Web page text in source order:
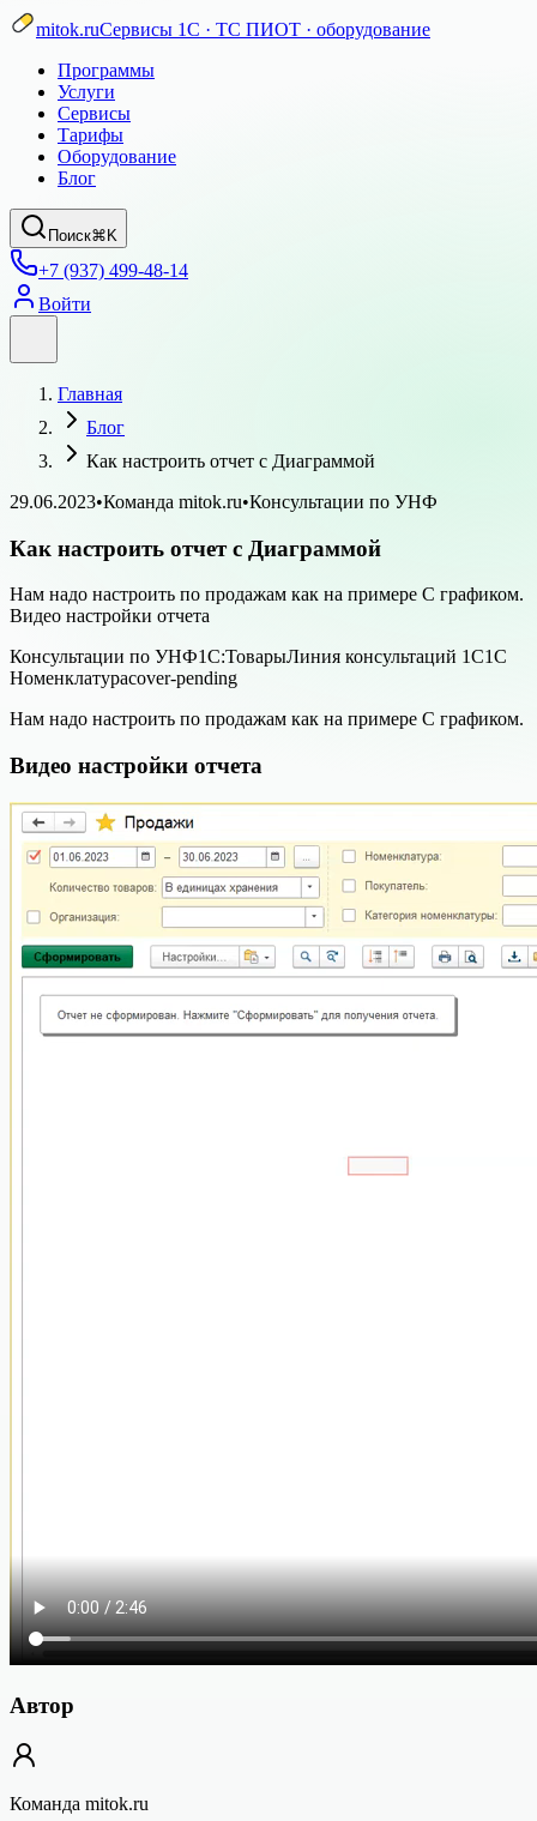
mitok.ruСервисы 1С · ТС ПИОТ · оборудование
Программы
Услуги
Сервисы
Тарифы
Оборудование
Блог
Поиск⌘K
+7 (937) 499-48-14
Войти
Главная
Блог
Как настроить отчет с Диаграммой
29.06.2023•Команда mitok.ru•Консультации по УНФ
Как настроить отчет с Диаграммой
Нам надо настроить по продажам как на примере С графиком.
Видео настройки отчета
Консультации по УНФ1С:ТоварыЛиния консультаций 1С1С
Номенклатураcover-pending
Нам надо настроить по продажам как на примере С графиком.
Видео настройки отчета
Автор
Команда mitok.ru